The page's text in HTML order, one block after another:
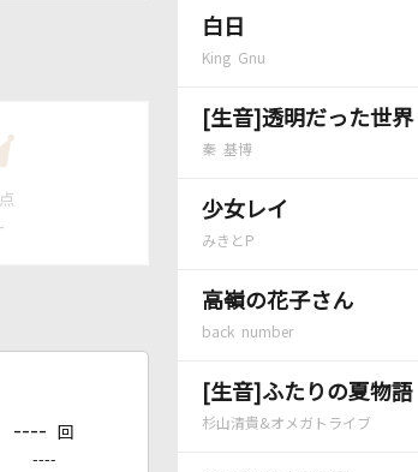
白日
King Gnu
[生音]透明だった世界
秦 基博
少女レイ
みきとP
高嶺の花子さん
back number
[生音]ふたりの夏物語
杉山清貴&オメガトライブ
点
---- 回
----